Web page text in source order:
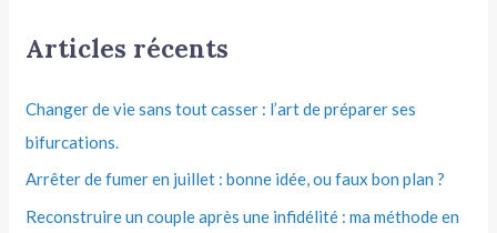
Articles récents
Changer de vie sans tout casser : l’art de préparer ses
bifurcations.
Arrêter de fumer en juillet : bonne idée, ou faux bon plan ?
Reconstruire un couple après une infidélité : ma méthode en